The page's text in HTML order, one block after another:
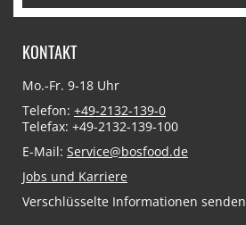
KONTAKT
Mo.-Fr. 9-18 Uhr
Telefon: +49-2132-139-0
Telefax: +49-2132-139-100
E-Mail: Service@bosfood.de
Jobs und Karriere
Verschlüsselte Informationen senden